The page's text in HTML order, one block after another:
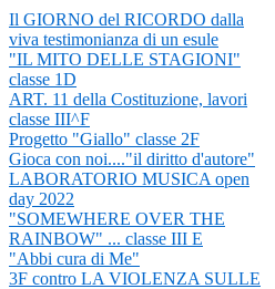
Il GIORNO del RICORDO dalla
viva testimonianza di un esule
"IL MITO DELLE STAGIONI"
classe 1D
ART. 11 della Costituzione, lavori
classe III^F
Progetto "Giallo" classe 2F
Gioca con noi...."il diritto d'autore"
LABORATORIO MUSICA open
day 2022
"SOMEWHERE OVER THE
RAINBOW" ... classe III E
"Abbi cura di Me"
3F contro LA VIOLENZA SULLE